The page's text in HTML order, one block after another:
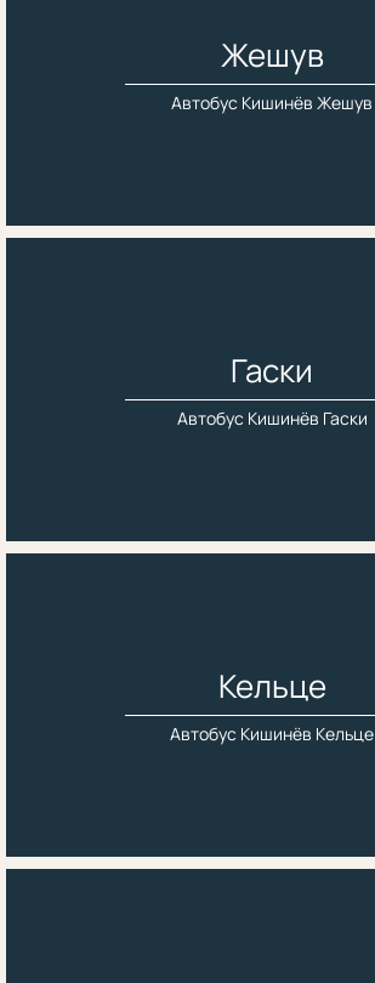
Жешув
Автобус Кишинёв Жешув
Гаски
Автобус Кишинёв Гаски
Кельце
Автобус Кишинёв Кельце